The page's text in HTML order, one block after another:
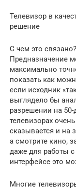
Телевизор в
решение
С чем это
Предназначение
максимально
показать как
если исходник
выглядело бы
разрешении на
телевизорах
сказывается и на
а смотрите кино,
даже для работы
интерфейсе это
Многие